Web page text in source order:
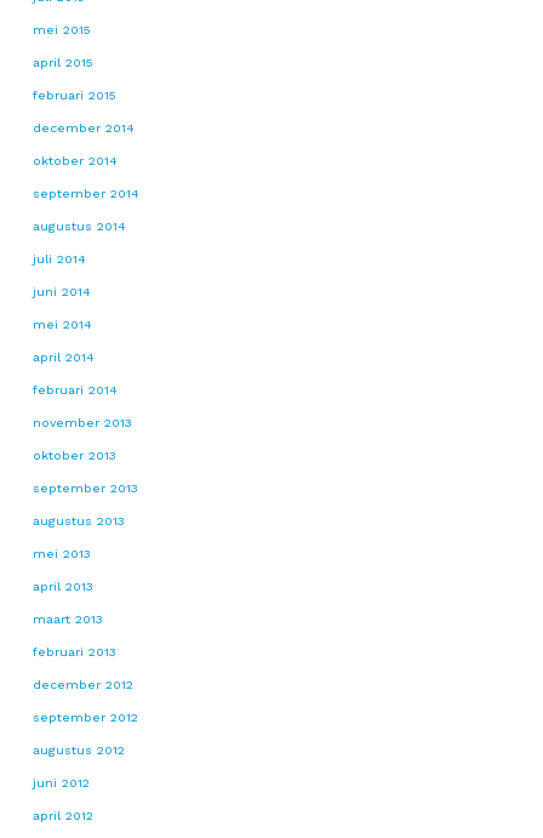
mei 2015
april 2015
februari 2015
december 2014
oktober 2014
september 2014
augustus 2014
juli 2014
juni 2014
mei 2014
april 2014
februari 2014
november 2013
oktober 2013
september 2013
augustus 2013
mei 2013
april 2013
maart 2013
februari 2013
december 2012
september 2012
augustus 2012
juni 2012
april 2012